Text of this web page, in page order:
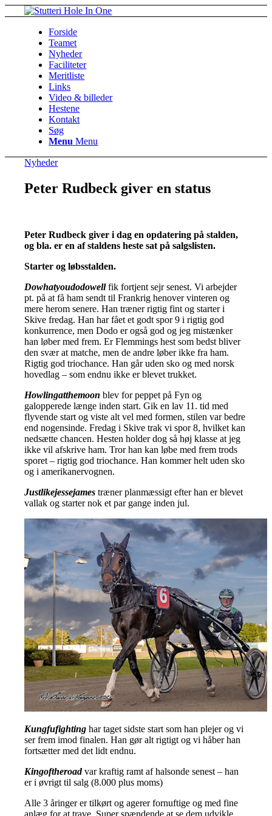
Forside
Teamet
Nyheder
Faciliteter
Meritliste
Links
Video & billeder
Hestene
Kontakt
Søg
Menu Menu
Nyheder
Peter Rudbeck giver en status
Peter Rudbeck giver i dag en opdatering på stalden,
og bla. er en af staldens heste sat på salgslisten.
Starter og løbsstalden.
Dowhatyoudodowellfik fortjent sejr senest. Vi arbejder
pt. på at få ham sendt til Frankrig henover vinteren og
mere herom senere. Han træner rigtig fint og starter i
Skive fredag. Han har fået et godt spor 9 i rigtig god
konkurrence, men Dodo er også god og jeg mistænker
han løber med frem. Er Flemmings hest som bedst bliver
den svær at matche, men de andre løber ikke fra ham.
Rigtig god triochance. Han går uden sko og med norsk
hovedlag – som endnu ikke er blevet trukket.
Howlingatthemoon blev for peppet på Fyn og
galopperede længe inden start. Gik en lav 11. tid med
flyvende start og viste alt vel med formen, stilen var bedre
end nogensinde. Fredag i Skive trak vi spor 8, hvilket kan
nedsætte chancen. Hesten holder dog så høj klasse at jeg
ikke vil afskrive ham. Tror han kan løbe med frem trods
sporet – rigtig god triochance. Han kommer helt uden sko
og i amerikanervognen.
Justlikejessejames træner planmæssigt efter han er blevet
vallak og starter nok et par gange inden jul.
Kungfufighting har taget sidste start som han plejer og vi
ser frem imod finalen. Han gør alt rigtigt og vi håber han
fortsætter med det lidt endnu.
Kingoftheroad var kraftig ramt af halsonde senest – han
er i øvrigt til salg (8.000 plus moms)
Alle 3 åringer er tilkørt og agerer fornuftige og med fine
anlæg for at trave. Super spændende at se dem udvikle